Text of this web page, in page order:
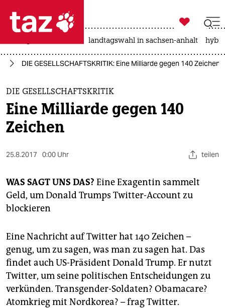
 taz zahl ich
taz zahl ich
themen
politik
öko
gesellschaft
kultur
sport
nord
wahrheit
verlag

taz zahl ich
landtagswahl in sachsen-anhalt
DIE GESELLSCHAFTSKRITIK: Eine Milliarde gegen 140 Zeichen
DIE GESELLSCHAFTSKRITIK
Eine Milliarde gegen 140
Zeichen
25.8.2017 0:00 Uhr teilen
WAS SAGT UNS DAS? Eine Exagentin sammelt
Geld, um Donald Trumps Twitter-Account zu
blockieren
Eine Nachricht auf Twitter hat 140 Zeichen –
genug, um zu sagen, was man zu sagen hat. Das
findet auch US-Präsident Donald Trump. Er nutzt
Twitter, um seine politischen Entscheidungen zu
verkünden. Transgender-Soldaten? Obamacare?
Atomkrieg mit Nord­korea? – frag Twitter.